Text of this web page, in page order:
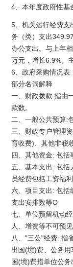
4、本年度政府性基
5、机关运行经费支
务（类）支出
办公支出。与上年
万元，增长6.9%。
6、政府采购情况表
部分名词解释
一、财政拨款:指由
款数。
二、一般公共预算:
三、财政专户管理
育收费)、其他非税
四、其他资金: 包括
五、基本支出: 包括
员经费包括工资福
六、项目支出: 包括
支出安排数等O
七、单位预留机动
人、增资等不可预
八、"三公"经费: 指
出国(境)费、公务
国(境)费指单位公